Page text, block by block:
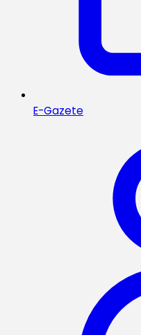
E-Gazete